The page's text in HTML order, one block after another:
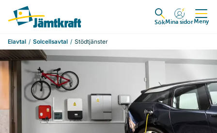
Hoppa till innehåll
Till startsidan
Expandera
SökMina sidorMeny
Elavtal Solcellsavtal Stödtjänster